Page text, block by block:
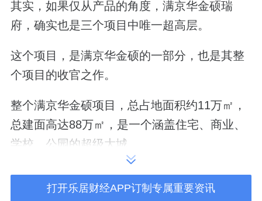
其实，如果仅从产品的角度，满京华金硕瑞
府，确实也是三个项目中唯一超高层。
这个项目，是满京华金硕的一部分，也是其整
个项目的收官之作。
整个满京华金硕项目，总占地面积约11万㎡，
总建面高达88万㎡，是一个涵盖住宅、商业、
学校、公园的超级大城。
分七期开发，包括金硕华府、金硕和府、金硕
臻府、金硕悦府、金硕瑞府、金硕嘉府。
打开乐居财经APP订制专属重要资讯